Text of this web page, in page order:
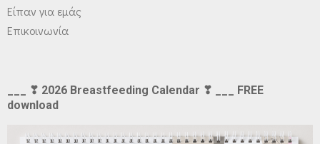
Είπαν για εμάς
Επικοινωνία
___ ❣ 2026 Breastfeeding Calendar ❣ ___ FREE
download